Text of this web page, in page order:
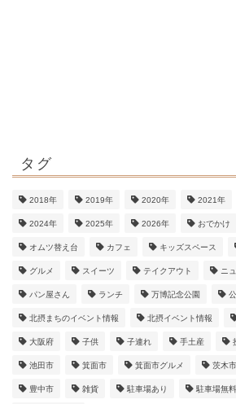
タグ
2018年 2019年 2020年 2021年
2024年 2025年 2026年 おでかけ
オムツ替え台 カフェ キッズスペース
グルメ スイーツ テイクアウト ニ
パン屋さん ランチ 万博記念公園
北摂まちのイベント情報 北摂イベント情報
大阪府 子供 子連れ 手土産
池田市 箕面市 箕面市グルメ 茨木市
豊中市 雑貨 駐車場あり 駐車場無料